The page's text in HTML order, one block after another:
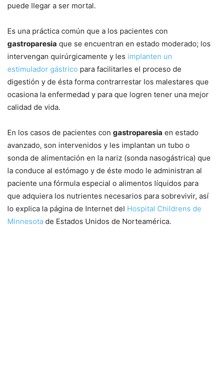
puede llegar a ser mortal.
Es una práctica común que a los pacientes con
gastroparesia que se encuentran en estado moderado; los
intervengan quirúrgicamente y les implanten un
estimulador gástrico para facilitarles el proceso de
digestión y de ésta forma contrarrestar los malestares que
ocasiona la enfermedad y para que logren tener una mejor
calidad de vida.
En los casos de pacientes con gastroparesia en estado
avanzado, son intervenidos y les implantan un tubo o
sonda de alimentación en la nariz (sonda nasogástrica) que
la conduce al estómago y de éste modo le administran al
paciente una fórmula especial o alimentos líquidos para
que adquiera los nutrientes necesarios para sobrevivir, así
lo explica la página de Internet del Hospital Childrens de
Minnesota de Estados Unidos de Norteamérica.